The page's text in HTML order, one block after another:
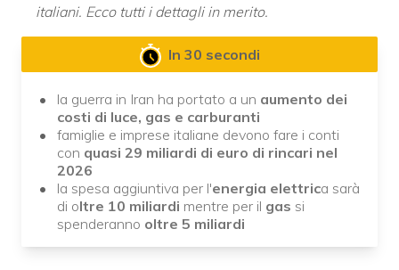
italiani. Ecco tutti i dettagli in merito.
In 30 secondi
la guerra in Iran ha portato a un aumento dei
costi di luce, gas e carburanti
famiglie e imprese italiane devono fare i conti
con quasi 29 miliardi di euro di rincari nel
2026
la spesa aggiuntiva per l'energia elettrica sarà
di oltre 10 miliardi mentre per il gas si
spenderanno oltre 5 miliardi